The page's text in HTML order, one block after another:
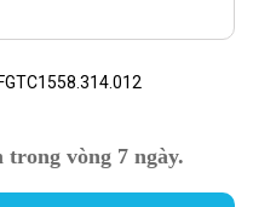
FGTC1558.314.012
vòng 7 ngày.